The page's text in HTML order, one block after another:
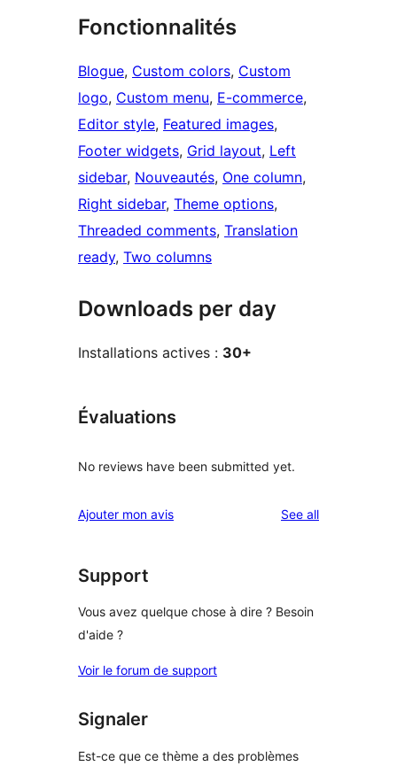
Fonctionnalités
Blogue, Custom colors, Custom
logo, Custom menu, E-commerce
Editor style, Featured images
Footer widgets, Grid layout, Left
sidebar, Nouveautés, One column
Right sidebar, Theme options
Threaded comments, Translation
ready, Two columns
Downloads per day
Installations actives : 30+
Évaluations
No reviews have been submitted yet.
Ajouter mon avis See allreviews
Support
Vous avez quelque chose à dire ? Besoin
d'aide ?
Voir le forum de support
Signaler
Est-ce que ce thème a des problèmes